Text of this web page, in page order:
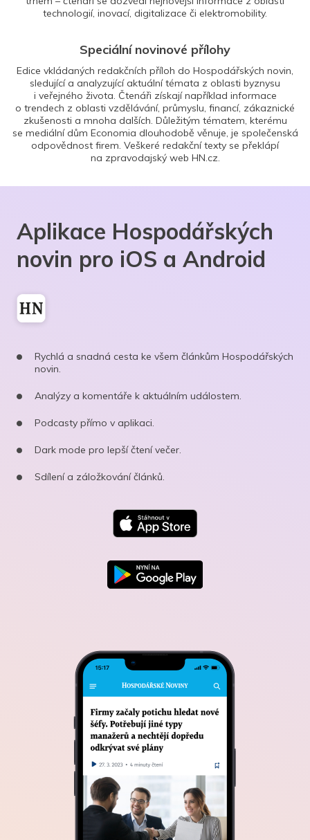
technologií, inovací, digitalizace či elektromobility.
Speciální novinové přílohy
Edice vkládaných redakčních příloh do Hospodářských novin,
sledující a analyzující aktuální témata z oblasti byznysu
i veřejného života. Čtenáři získají například informace
o trendech z oblasti vzdělávání, průmyslu, financí, zákaznické
zkušenosti a mnoha dalších. Důležitým tématem, kterému
se mediální dům Economia dlouhodobě věnuje, je společenská
odpovědnost firem. Veškeré redakční texty se překlápí
na zpravodajský web HN.cz.
Aplikace Hospodářských
novin pro iOS a Android
Rychlá a snadná cesta ke všem článkům Hospodářských
novin.
Analýzy a komentáře k aktuálním událostem.
Podcasty přímo v aplikaci.
Dark mode pro lepší čtení večer.
Sdílení a záložkování článků.